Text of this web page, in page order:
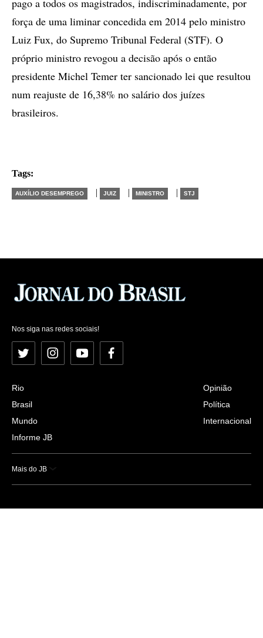
pago a todos os magistrados, indiscriminadamente, por
força de uma liminar concedida em 2014 pelo ministro
Luiz Fux, do Supremo Tribunal Federal (STF). O
próprio ministro revogou a decisão após o então
presidente Michel Temer ter sancionado lei que resultou
num reajuste de 16,38% no salário dos juízes
brasileiros.
Tags:
AUXÍLIO DESEMPREGO | JUIZ | MINISTRO | STJ
Nos siga nas redes sociais!
Twitter InstagramYouTubeFacebook
Rio
Brasil
Mundo
Informe JB
Opinião
Política
Internacional
Mais do JB
Esportes